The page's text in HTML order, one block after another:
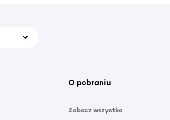
O pobraniu
Zobacz wszystko